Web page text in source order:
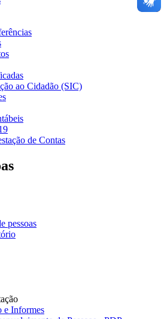
ao Cidadão (SIC)
de Contas
pessoas
e Informes